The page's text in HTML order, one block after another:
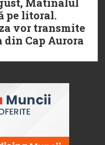
pe litoral.
vor transmite
din Cap Aurora